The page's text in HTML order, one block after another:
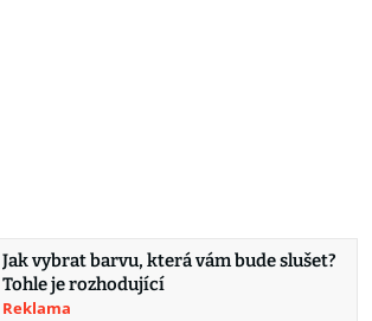
Jak vybrat barvu, která vám bude slušet?
Tohle je rozhodující
Reklama